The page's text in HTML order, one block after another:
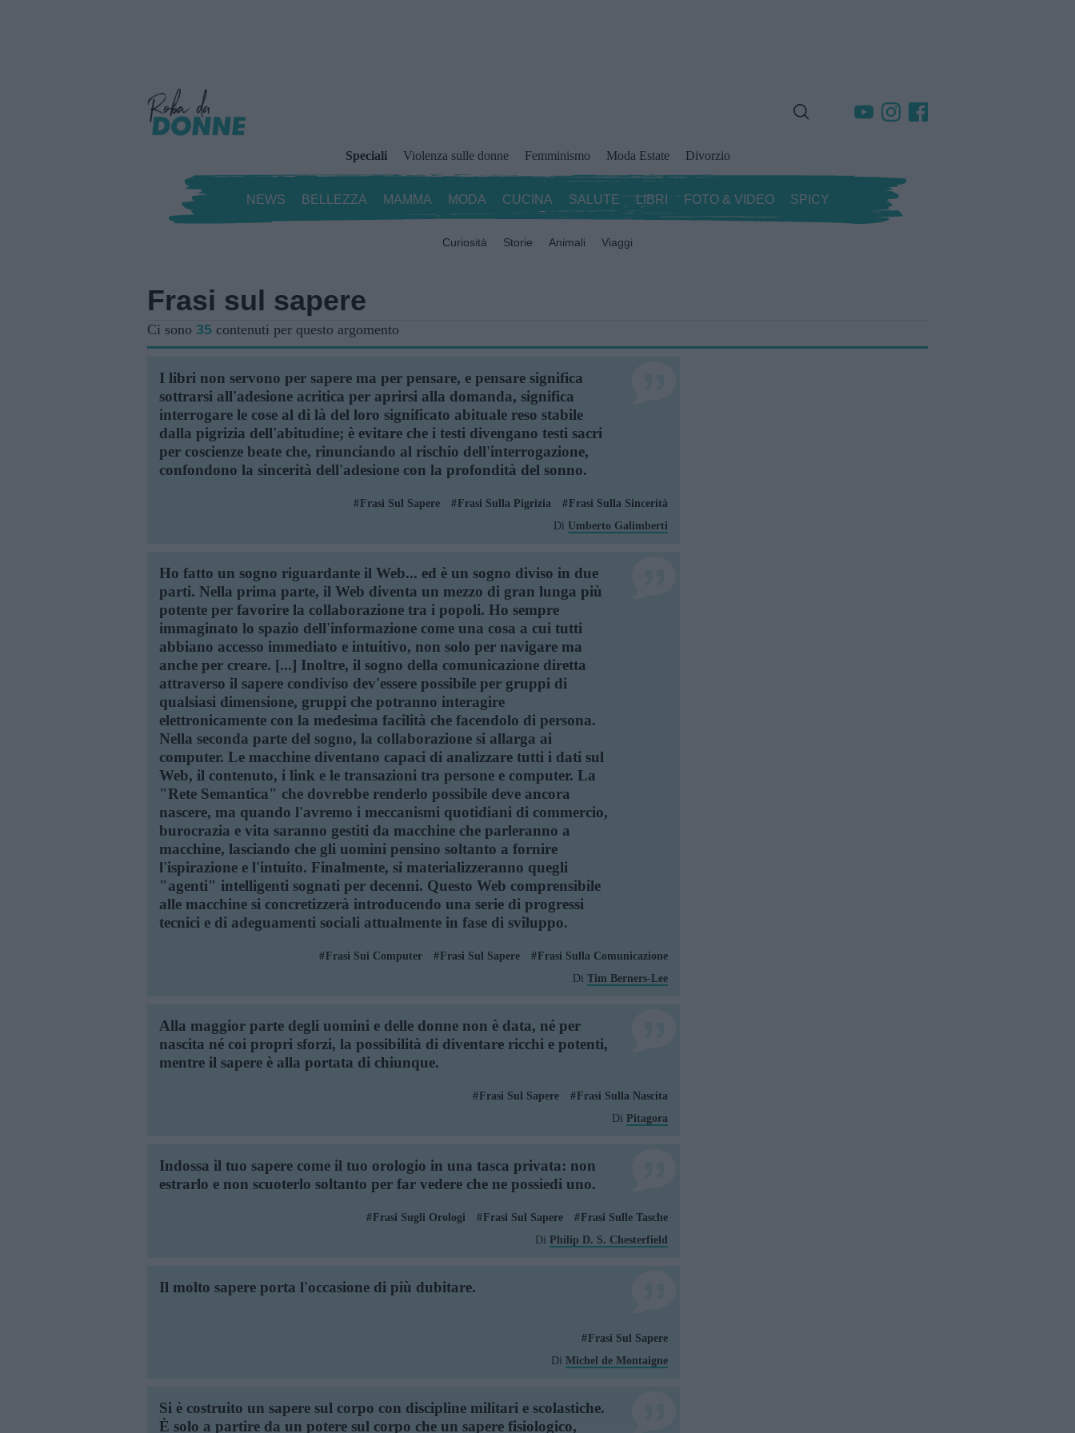
Speciali Violenza sulle donne Femminismo Moda Estate Divorzio
NEWS BELLEZZA MAMMA MODA CUCINA SALUTE LIBRI FOTO & VIDEO SPICY
Curiosità Storie Animali Viaggi
Frasi sul sapere
Ci sono 35 contenuti per questo argomento
I libri non servono per sapere ma per pensare, e pensare significa
sottrarsi all'adesione acritica per aprirsi alla domanda, significa
interrogare le cose al di là del loro significato abituale reso stabile
dalla pigrizia dell'abitudine; è evitare che i testi divengano testi sacri
per coscienze beate che, rinunciando al rischio dell'interrogazione,
confondono la sincerità dell'adesione con la profondità del sonno.
Frasi Sul Sapere Frasi Sulla Pigrizia
Frasi Sulla Sincerità
Di Umberto Galimberti
Ho fatto un sogno riguardante il Web... ed è un sogno diviso in due
parti. Nella prima parte, il Web diventa un mezzo di gran lunga più
potente per favorire la collaborazione tra i popoli. Ho sempre
immaginato lo spazio dell'informazione come una cosa a cui tutti
abbiano accesso immediato e intuitivo, non solo per navigare ma
anche per creare. [...] Inoltre, il sogno della comunicazione diretta
attraverso il sapere condiviso dev'essere possibile per gruppi di
qualsiasi dimensione, gruppi che potranno interagire
elettronicamente con la medesima facilità che facendolo di persona.
Nella seconda parte del sogno, la collaborazione si allarga ai
computer. Le macchine diventano capaci di analizzare tutti i dati sul
Web, il contenuto, i link e le transazioni tra persone e computer. La
"Rete Semantica" che dovrebbe renderlo possibile deve ancora
nascere, ma quando l'avremo i meccanismi quotidiani di commercio,
burocrazia e vita saranno gestiti da macchine che parleranno a
macchine, lasciando che gli uomini pensino soltanto a fornire
l'ispirazione e l'intuito. Finalmente, si materializzeranno quegli
"agenti" intelligenti sognati per decenni. Questo Web comprensibile
alle macchine si concretizzerà introducendo una serie di progressi
tecnici e di adeguamenti sociali attualmente in fase di sviluppo.
Frasi Sui Computer Frasi Sul Sapere
Frasi Sulla Comunicazione
Di Tim Berners-Lee
Alla maggior parte degli uomini e delle donne non è data, né per
nascita né coi propri sforzi, la possibilità di diventare ricchi e potenti,
mentre il sapere è alla portata di chiunque.
Frasi Sul Sapere
Frasi Sulla Nascita
Di Pitagora
Indossa il tuo sapere come il tuo orologio in una tasca privata: non
estrarlo e non scuoterlo soltanto per far vedere che ne possiedi uno.
Frasi Sugli Orologi Frasi Sul Sapere
Frasi Sulle Tasche
Di Philip D. S. Chesterfield
Il molto sapere porta l'occasione di più dubitare.
Frasi Sul Sapere
Di Michel de Montaigne
Si è costruito un sapere sul corpo con discipline militari e scolastiche.
È solo a partire da un potere sul corpo che un sapere fisiologico,